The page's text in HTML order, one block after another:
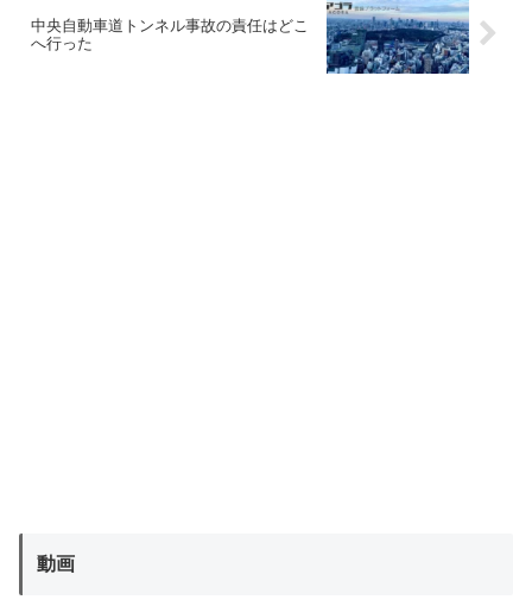
中央自動車道トンネル事故の責任はどこ
へ行った
動画